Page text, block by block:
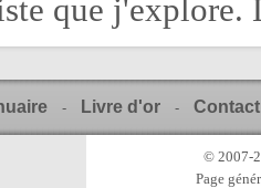
que j'explore.
- Livre d'or - Contact
© 2007-
Page